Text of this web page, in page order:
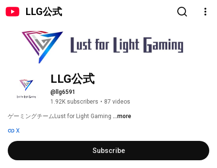
LLG公式
LLG公式
@llg6591
1.92K subscribers • 87 videos
ゲーミングチームLust for Light Gaming ...more
X
Subscribe